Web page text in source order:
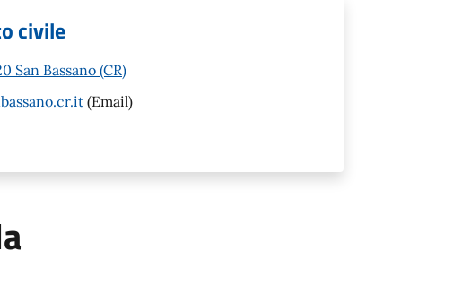
civile
San Bassano (CR)
(Email)